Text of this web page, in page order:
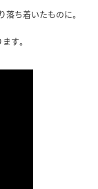
落ち着いたものに。
す。